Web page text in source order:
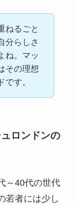
ねるごと
分らしさ
ね。マッ
その理想
す。
ロンドンの
～40代の世代
若者には少し